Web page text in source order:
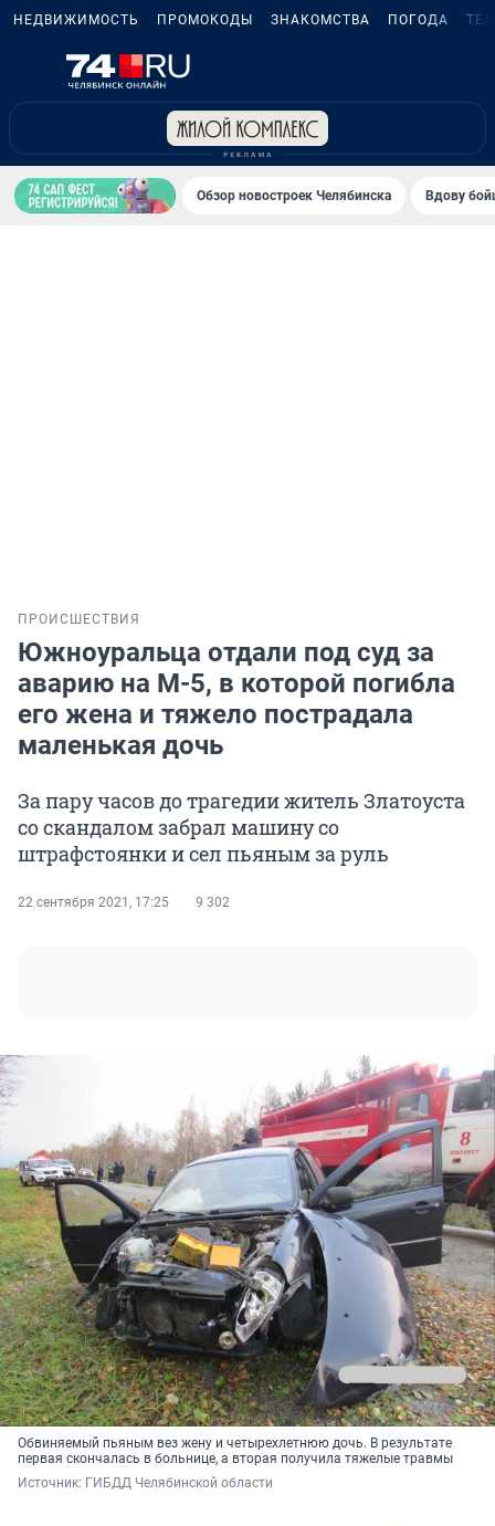
НЕДВИЖИМОСТЬ ПРОМОКОДЫ ЗНАКОМСТВА ПОГОДА
Обзор новостроек Челябинска Вдову
ПРОИСШЕСТВИЯ
Южноуральца отдали под суд за
аварию на М-5, в которой погибла
его жена и тяжело пострадала
маленькая дочь
За пару часов до трагедии житель Златоуста
со скандалом забрал машину со
штрафстоянки и сел пьяным за руль
22 сентября 2021, 17:25 9 302
Обвиняемый пьяным вез жену и четырехлетнюю дочь. В результате
первая скончалась в больнице, а вторая получила тяжелые травмы
Источник: ГИБДД Челябинской области